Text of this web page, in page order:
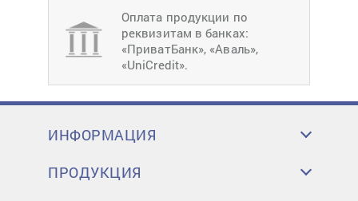
Оплата продукции по
реквизитам в банках:
«ПриватБанк», «Аваль»,
«UniCredit».
ИНФОРМАЦИЯ
ПРОДУКЦИЯ